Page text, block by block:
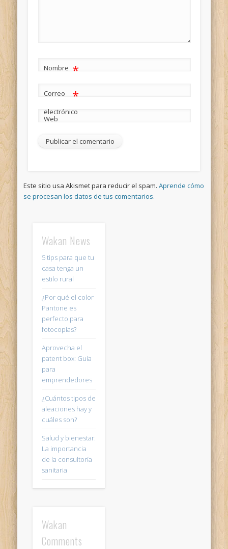
Nombre *
Correo
electrónico
*
Web
Este sitio usa Akismet para reducir el spam.Aprende cómo
se procesan los datos de tus comentarios.
Wakan News
5 tips para que tu
casa tenga un
estilo rural
¿Por qué el color
Pantone es
perfecto para
fotocopias?
Aprovecha el
patent box: Guía
para
emprendedores
¿Cuántos tipos de
aleaciones hay y
cuáles son?
Salud y bienestar:
La importancia
de la consultoría
sanitaria
Wakan
Comments